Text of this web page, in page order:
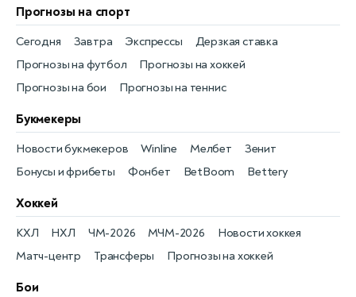
Прогнозы на спорт
Прогнозы на футбол
Сегодня
Прогнозы на хоккей
Завтра
Прогнозы на бои
Экспрессы
Прогнозы на теннис
Дерзкая ставка
Букмекеры
Бонусы и фрибеты
Новости букмекеров
Фонбет
Winline
BetBoom
Мелбет
Bettery
Зенит
Хоккей
Новости хоккея
КХЛ
Матч-центр
НХЛ
Трансферы
ЧМ-2026
Прогнозы на хоккей
МЧМ-2026
Бои